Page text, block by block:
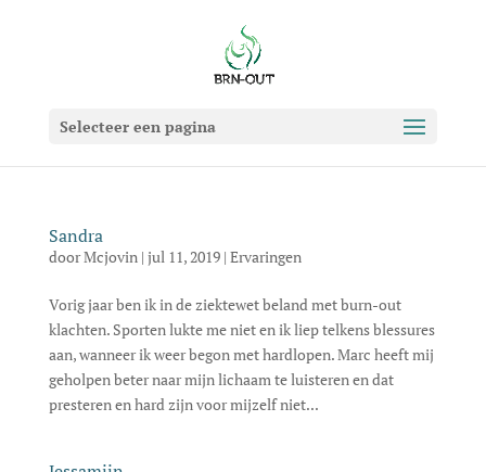
Selecteer een pagina
Sandra
doorMcjovin| jul 11, 2019| Ervaringen
Vorig jaar ben ik in de ziektewet beland met burn-out
klachten. Sporten lukte me niet en ik liep telkens blessures
aan, wanneer ik weer begon met hardlopen. Marc heeft mij
geholpen beter naar mijn lichaam te luisteren en dat
presteren en hard zijn voor mijzelf niet...